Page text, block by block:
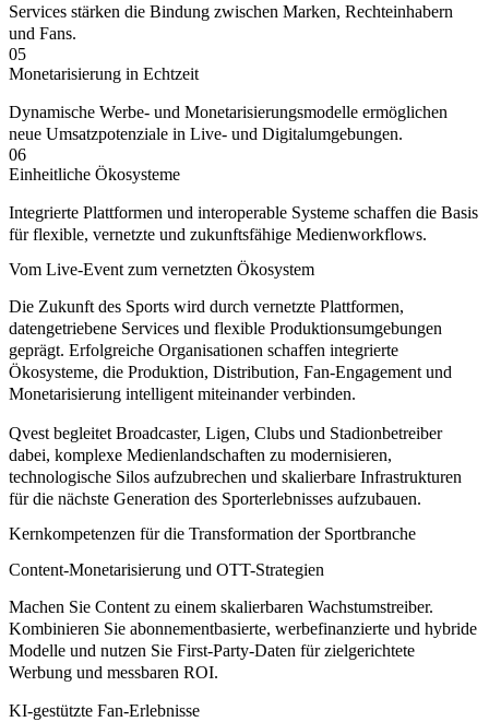
Services stärken die Bindung zwischen Marken, Rechteinhabern
und Fans.
05
Monetarisierung in Echtzeit
Dynamische Werbe- und Monetarisierungsmodelle ermöglichen
neue Umsatzpotenziale in Live- und Digitalumgebungen.
06
Einheitliche Ökosysteme
Integrierte Plattformen und interoperable Systeme schaffen die Basis
für flexible, vernetzte und zukunftsfähige Medienworkflows.
Vom Live-Event zum vernetzten Ökosystem
Die Zukunft des Sports wird durch vernetzte Plattformen,
datengetriebene Services und flexible Produktionsumgebungen
geprägt. Erfolgreiche Organisationen schaffen integrierte
Ökosysteme, die Produktion, Distribution, Fan-Engagement und
Monetarisierung intelligent miteinander verbinden.
Qvest begleitet Broadcaster, Ligen, Clubs und Stadionbetreiber
dabei, komplexe Medienlandschaften zu modernisieren,
technologische Silos aufzubrechen und skalierbare Infrastrukturen
für die nächste Generation des Sporterlebnisses aufzubauen.
Kernkompetenzen für die Transformation der Sportbranche
Content-Monetarisierung und OTT-Strategien
Machen Sie Content zu einem skalierbaren Wachstumstreiber.
Kombinieren Sie abonnementbasierte, werbefinanzierte und hybride
Modelle und nutzen Sie First-Party-Daten für zielgerichtete
Werbung und messbaren ROI.
KI-gestützte Fan-Erlebnisse